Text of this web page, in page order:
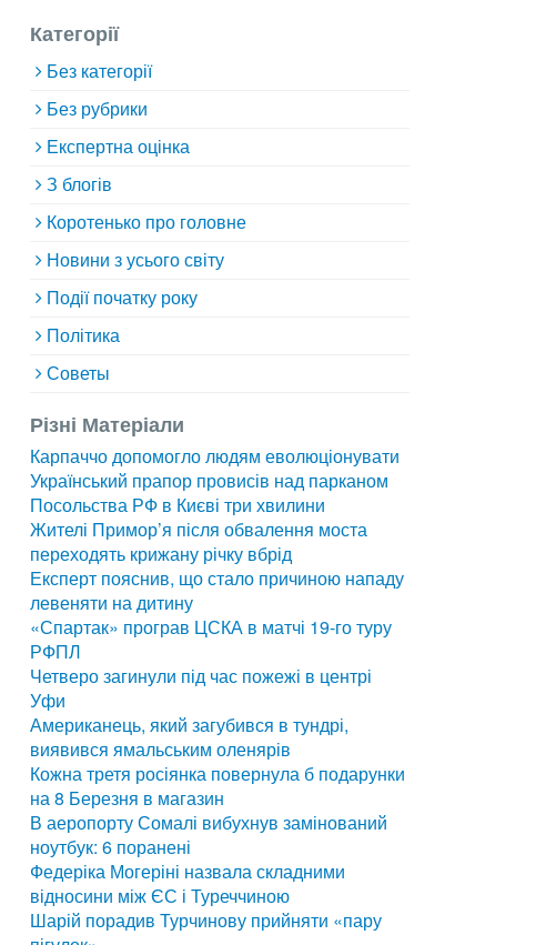
Категорії
Без категорії
Без рубрики
Експертна оцінка
З блогів
Коротенько про головне
Новини з усього світу
Події початку року
Політика
Советы
Різні Матеріали
Карпаччо допомогло людям еволюціонувати
Український прапор провисів над парканом
Посольства РФ в Києві три хвилини
Жителі Примор’я після обвалення моста
переходять крижану річку вбрід
Експерт пояснив, що стало причиною нападу
левеняти на дитину
«Спартак» програв ЦСКА в матчі 19-го туру
РФПЛ
Четверо загинули під час пожежі в центрі
Уфи
Американець, який загубився в тундрі,
виявився ямальським оленярів
Кожна третя росіянка повернула б подарунки
на 8 Березня в магазин
В аеропорту Сомалі вибухнув замінований
ноутбук: 6 поранені
Федеріка Могеріні назвала складними
відносини між ЄС і Туреччиною
Шарій порадив Турчинову прийняти «пару